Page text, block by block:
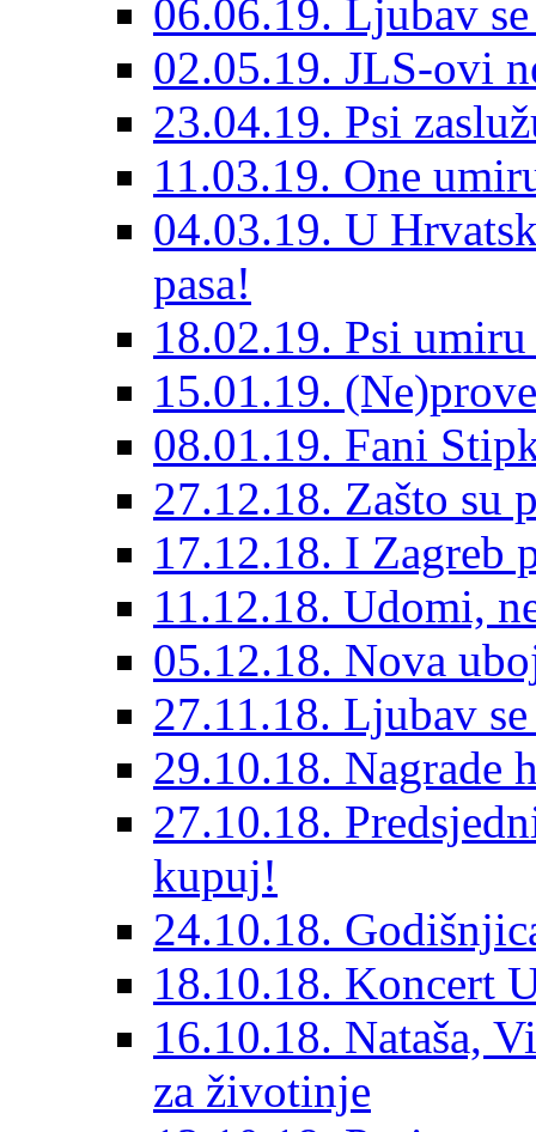
06.06.19. Ljubav
02.05.19. JLS-ovi
23.04.19. Psi
11.03.19. One
04.03.19. U
pasa!
18.02.19. Psi
15.01.19.
08.01.19. Fani
27.12.18. Zašto su
17.12.18. I Zagreb
11.12.18. Udomi,
05.12.18. Nova
27.11.18. Ljubav
29.10.18. Nagrade
27.10.18.
kupuj!
24.10.18.
18.10.18. Koncert
16.10.18. Nataša,
za životinje